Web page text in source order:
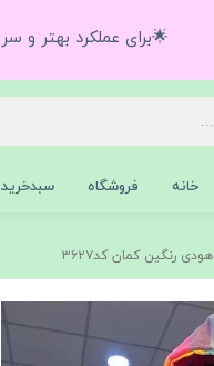
🌟برای عملکرد بهتر و
خانه فروشگاه سبدخرید
هودی رنگین کمان کد۳۶۲۷